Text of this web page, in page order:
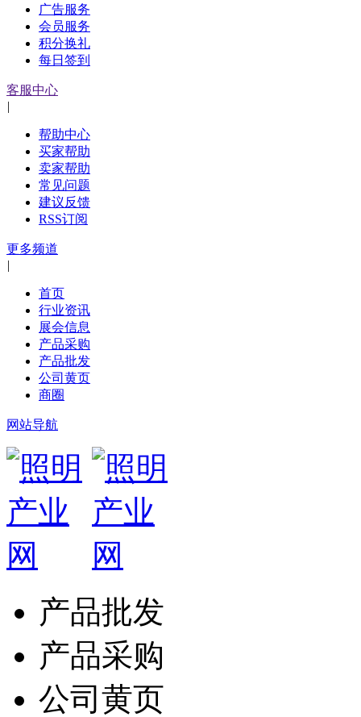
广告服务
会员服务
积分换礼
每日签到
客服中心
|
帮助中心
买家帮助
卖家帮助
常见问题
建议反馈
RSS订阅
更多频道
|
首页
行业资讯
展会信息
产品采购
产品批发
公司黄页
商圈
网站导航
产品批发
产品采购
公司黄页